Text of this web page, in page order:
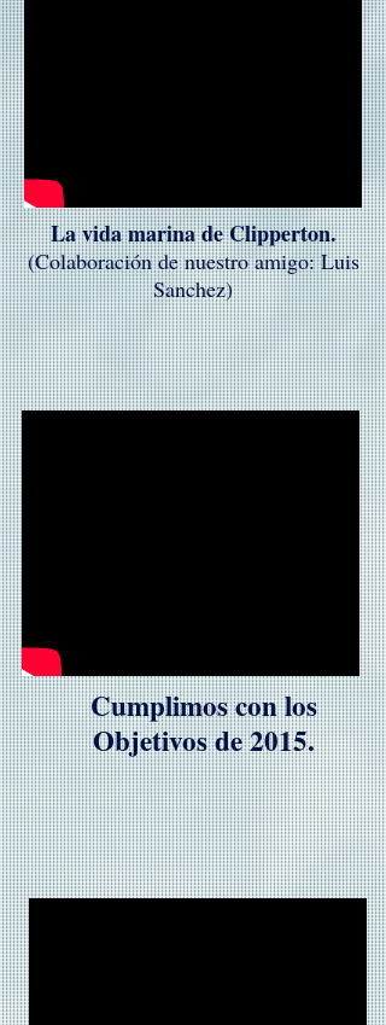
La vida marina de Clipperton.
(Colaboración de nuestro amigo: Luis
Sanchez)
Cumplimos con los
Objetivos de 2015.